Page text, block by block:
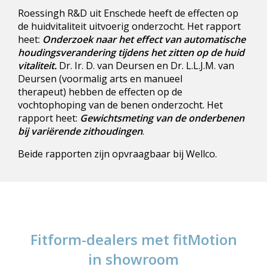
Roessingh R&D uit Enschede heeft de effecten op
de huidvitaliteit uitvoerig onderzocht. Het rapport
heet: Onderzoek naar het effect van automatische
houdingsverandering tijdens het zitten op de huid
vitaliteit. Dr. Ir. D. van Deursen en Dr. L.L.J.M. van
Deursen (voormalig arts en manueel
therapeut) hebben de effecten op de
vochtophoping van de benen onderzocht. Het
rapport heet: Gewichtsmeting van de onderbenen
bij variërende zithoudingen.
Beide rapporten zijn opvraagbaar bij Wellco.
Fitform-dealers met fitMotion
in showroom